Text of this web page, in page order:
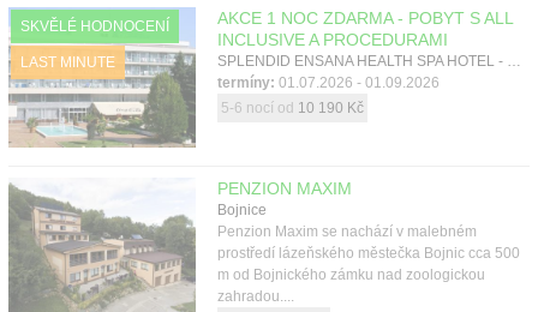
SKVĚLÉ HODNOCENÍ
LAST MINUTE
AKCE 1 NOC ZDARMA - POBYT S ALL
INCLUSIVE A PROCEDURAMI
SPLENDID ENSANA HEALTH SPA HOTEL - KŘÍDLO SPLENDID, Piešťany, Západní Slovensko
termíny: 01.07.2026 - 01.09.2026
5-6 nocí od 10 190 Kč
PENZION MAXIM
Bojnice
Penzion Maxim se nachází v malebném
prostředí lázeňského městečka Bojnic cca 500
m od Bojnického zámku nad zoologickou
zahradou....